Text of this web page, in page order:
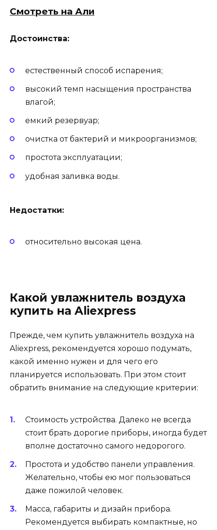
Смотреть на Али
Достоинства:
естественный способ испарения;
высокий темп насыщения пространства
влагой;
емкий резервуар;
очистка от бактерий и микроорганизмов;
простота эксплуатации;
удобная заливка воды.
Недостатки:
относительно высокая цена.
Какой увлажнитель воздуха
купить на Aliexpress
Прежде, чем купить увлажнитель воздуха на
Aliexpress, рекомендуется хорошо подумать,
какой именно нужен и для чего его
планируется использовать. При этом стоит
обратить внимание на следующие критерии:
Стоимость устройства. Далеко не всегда
стоит брать дорогие приборы, иногда будет
вполне достаточно самого недорогого.
Простота и удобство панели управления.
Желательно, чтобы ею мог пользоваться
даже пожилой человек.
Масса, габариты и дизайн прибора.
Рекомендуется выбирать компактные, но